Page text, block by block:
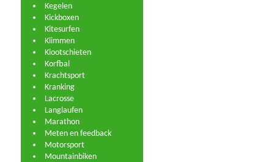
Kegelen
Kickboxen
Kitesurfen
Klimmen
Klootschieten
Korfbal
Krachtsport
Kranking
Lacrosse
Langlaufen
Marathon
Meten en feedback
Motorsport
Mountainbiken